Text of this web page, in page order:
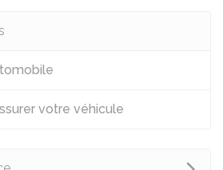
votre véhicule